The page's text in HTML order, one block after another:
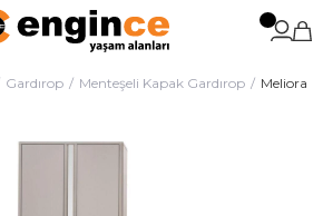
Gardırop Menteşeli Kapak Gardırop Meliora